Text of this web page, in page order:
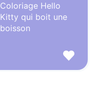
Coloriage Hello
Kitty qui boit une
boisson